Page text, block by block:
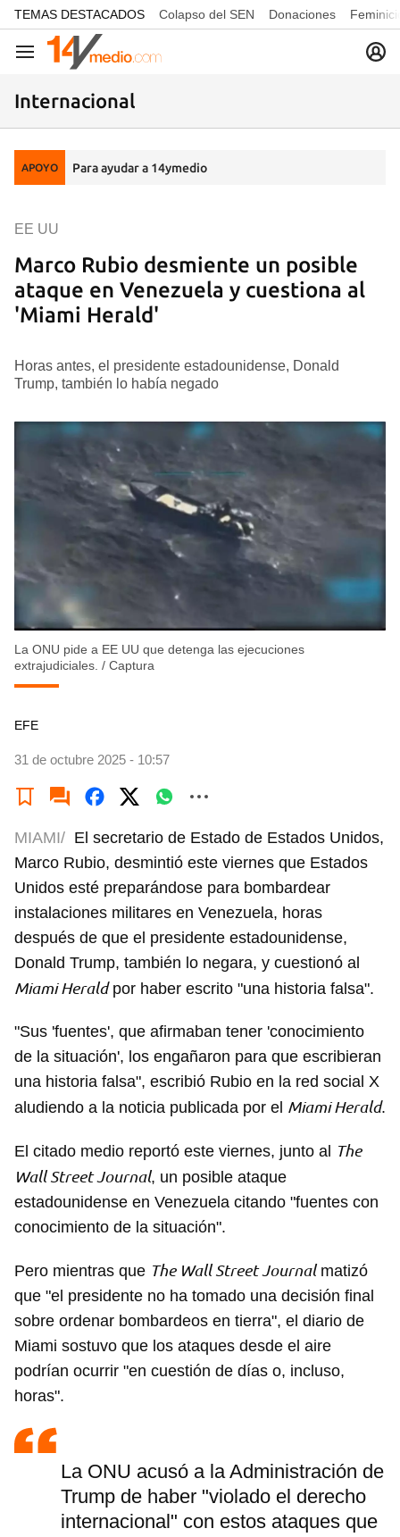
common.go-to-content
TEMAS DESTACADOS Colapso del SEN Donaciones
Navegación
Internacional
APOYO Para ayudar a 14ymedio
Marco Rubio desmiente un posible
ataque en Venezuela y cuestiona al
'Miami Herald'
EE UU
Horas antes, el presidente estadounidense, Donald
Trump, también lo había negado
La ONU pide a EE UU que detenga las ejecuciones
extrajudiciales. / Captura
EFE
31 de octubre 2025 - 10:57
MIAMI/ El secretario de Estado de Estados Unidos,
Marco Rubio, desmintió este viernes que Estados
Unidos esté preparándose para bombardear
instalaciones militares en Venezuela, horas
después de que el presidente estadounidense,
Donald Trump, también lo negara, y cuestionó al
Miami Heraldpor haber escrito "una historia falsa".
"Sus 'fuentes', que afirmaban tener 'conocimiento
de la situación', los engañaron para que escribieran
una historia falsa", escribió Rubio en la red social X
aludiendo a la noticia publicada por el Miami Herald.
El citado medio reportó este viernes, junto al The
Wall Street Journal, un posible ataque
estadounidense en Venezuela citando "fuentes con
conocimiento de la situación".
Pero mientras que The Wall Street Journalmatizó
que "el presidente no ha tomado una decisión final
sobre ordenar bombardeos en tierra", el diario de
Miami sostuvo que los ataques desde el aire
podrían ocurrir "en cuestión de días o, incluso,
horas".
La ONU acusó a la Administración de
Trump de haber "violado el derecho
internacional" con estos ataques que